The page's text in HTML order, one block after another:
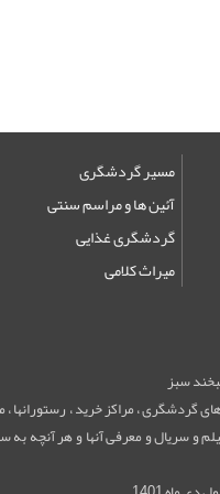
مسیر گردشگری
آئین ها و مراسم سنتی
گردشگری غذایی
میراث کلامی
سبز
گردشگری ، مراکز خرید ،
و سریال و معرفی آنها و هر آنچه به